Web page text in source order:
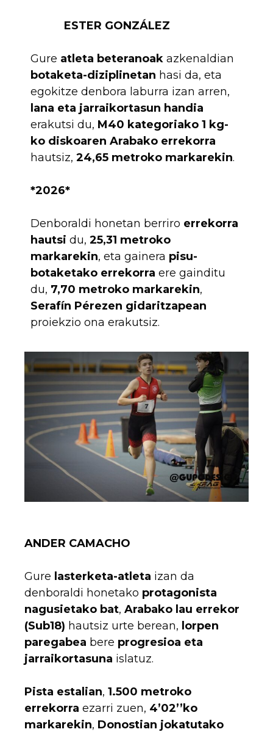
ESTER GONZÁLEZ
Gure atleta beteranoak azkenaldian
botaketa-diziplinetan hasi da, eta
egokitze denbora laburra izan arren,
lana eta jarraikortasun handia
erakutsi du, M40 kategoriako 1 kg-
ko diskoaren Arabako errekorra
hautsiz, 24,65 metroko markarekin.
*2026*
Denboraldi honetan berriro errekorra
hautsi du, 25,31 metroko
markarekin, eta gainera pisu-
botaketako errekorra ere gainditu
du, 7,70 metroko markarekin,
Serafín Pérezen gidaritzapean
proiekzio ona erakutsiz.
ANDER CAMACHO
Gure lasterketa-atleta izan da
denboraldi honetako protagonista
nagusietako bat, Arabako lau errekor
(Sub18) hautsiz urte berean, lorpen
paregabea bere progresioa eta
jarraikortasuna islatuz.
Pista estalian, 1.500 metroko
errekorra ezarri zuen, 4’02’’ko
markarekin, Donostian jokatutako